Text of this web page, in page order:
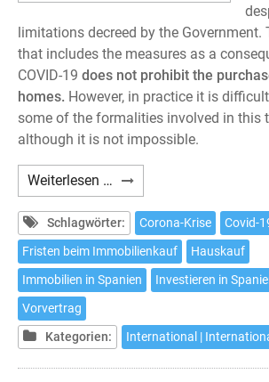
limitations decreed by the Government.
that includes the measures as a
COVID-19 does not prohibit the
homes. However, in practice it is
some of the formalities involved in this
although it is not impossible.
Weiterlesen … Is
it
possible
to
buy
a
in
Spain
during
Schlagwörter: Corona-Krise
Covid-
Fristen beim Immobilienkauf
Hauskauf
Immobilien in Spanien
Investieren in
Vorvertrag
Kategorien:
International |